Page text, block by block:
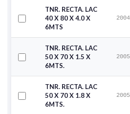
TNR. RECTA. LAC
40 X 80 X 4.0 X
6MTS
TNR. RECTA. LAC
50 X 70 X 1.5 X
6MTS.
TNR. RECTA. LAC
50 X 70 X 1.8 X
6MTS.